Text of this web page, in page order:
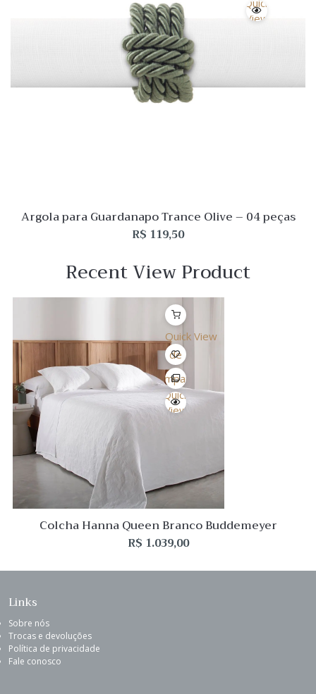
View
Argola para Guardanapo Trance Olive – 04 peças
R$ 119,50
Recent View Product
Quick View
Lista
de
Desejo
Comparar
Quick
View
Colcha Hanna Queen Branco Buddemeyer
R$ 1.039,00
Links
Sobre nós
Trocas e devoluções
Política de privacidade
Fale conosco